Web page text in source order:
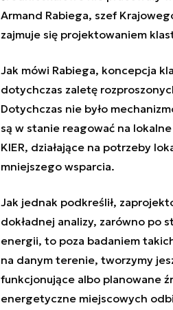
Armand Rabiega, szef
zajmuje się projektowaniem
Jak mówi Rabiega, koncepcja
dotychczas zaletę
Dotychczas nie było
są w stanie reagować na
KIER, działające na potrzeby
mniejszego wsparcia.
Jak jednak podkreślił,
dokładnej analizy, zarówno po
energii, to poza badaniem
na danym terenie, tworzymy
funkcjonujące albo planowane
energetyczne miejscowych